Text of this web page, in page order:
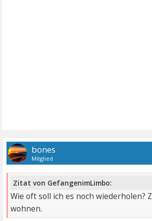
bones
Mitglied
Zitat von GefangenimLimbo:
Wie oft soll ich es noch wiederholen?
wohnen.